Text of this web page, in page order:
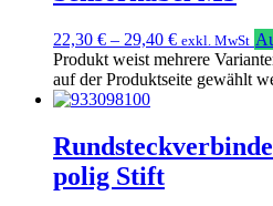
22,30 € – 29,40 € exkl. MwSt
Produkt weist mehrere
auf der Produktseite gewählt
polig Stift